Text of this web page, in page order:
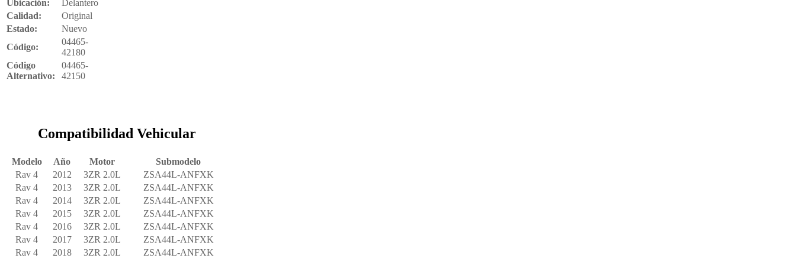
Ubicación:
Delantero
Calidad:
Original
Estado:
Nuevo
Código:
04465-
42180
Código
Alternativo:
04465-
42150
Compatibilidad Vehicular
Modelo Año Motor
Submodelo
Rav 4
2012 3ZR 2.0L
ZSA44L-ANFXK
Rav 4
2013 3ZR 2.0L
ZSA44L-ANFXK
Rav 4
2014 3ZR 2.0L
ZSA44L-ANFXK
Rav 4
2015 3ZR 2.0L
ZSA44L-ANFXK
Rav 4
2016 3ZR 2.0L
ZSA44L-ANFXK
Rav 4
2017 3ZR 2.0L
ZSA44L-ANFXK
Rav 4
2018 3ZR 2.0L ZSA44L-ANFXK